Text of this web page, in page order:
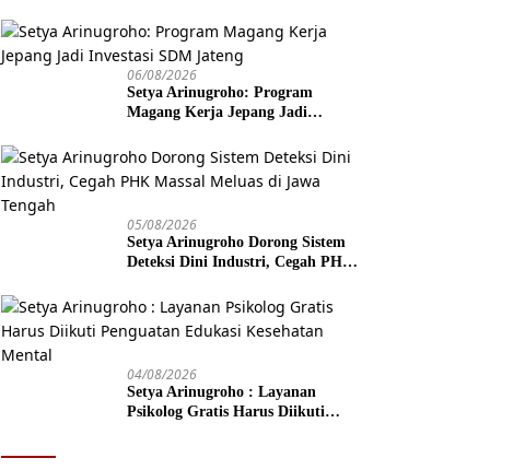
06/08/2026
Setya Arinugroho: Program
Magang Kerja Jepang Jadi
05/08/2026
Setya Arinugroho Dorong Sistem
Deteksi Dini Industri, Cegah PHK
04/08/2026
Setya Arinugroho : Layanan
Psikolog Gratis Harus Diikuti